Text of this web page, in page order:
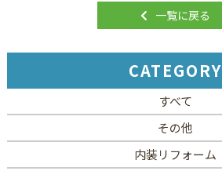
一覧に戻る
CATEGORY
すべて
その他
内装リフォーム